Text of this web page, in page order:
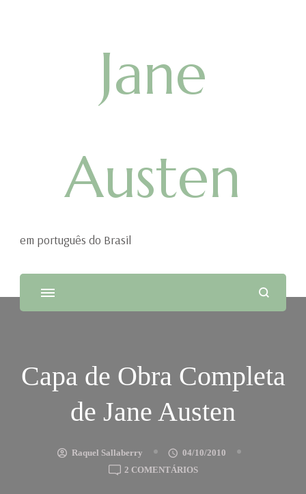
Jane
Austen
em português do Brasil
Capa de Obra Completa
de Jane Austen
Raquel Sallaberry
04/10/2010
2 COMENTÁRIOSEM